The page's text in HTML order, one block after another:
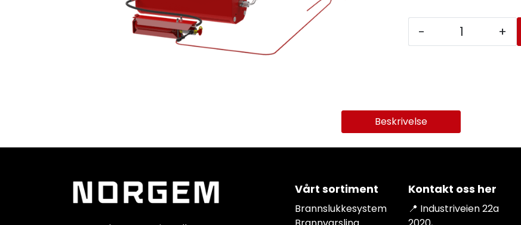
- +
Beskrivelse
Vårt sortiment
Brannslukkesystem
Kontakt oss her
📍 Industriveien 22a